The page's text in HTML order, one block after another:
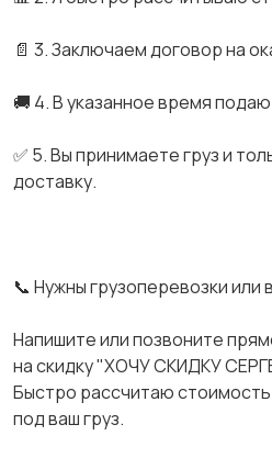
📄 3. Заключаем договор на
🚚 4. В указанное время
✅ 5. Вы принимаете груз и
доставку.
📞 Нужны грузоперевозки
Напишите или позвоните
на скидку "ХОЧУ СКИДКУ
Быстро рассчитаю
под ваш груз.